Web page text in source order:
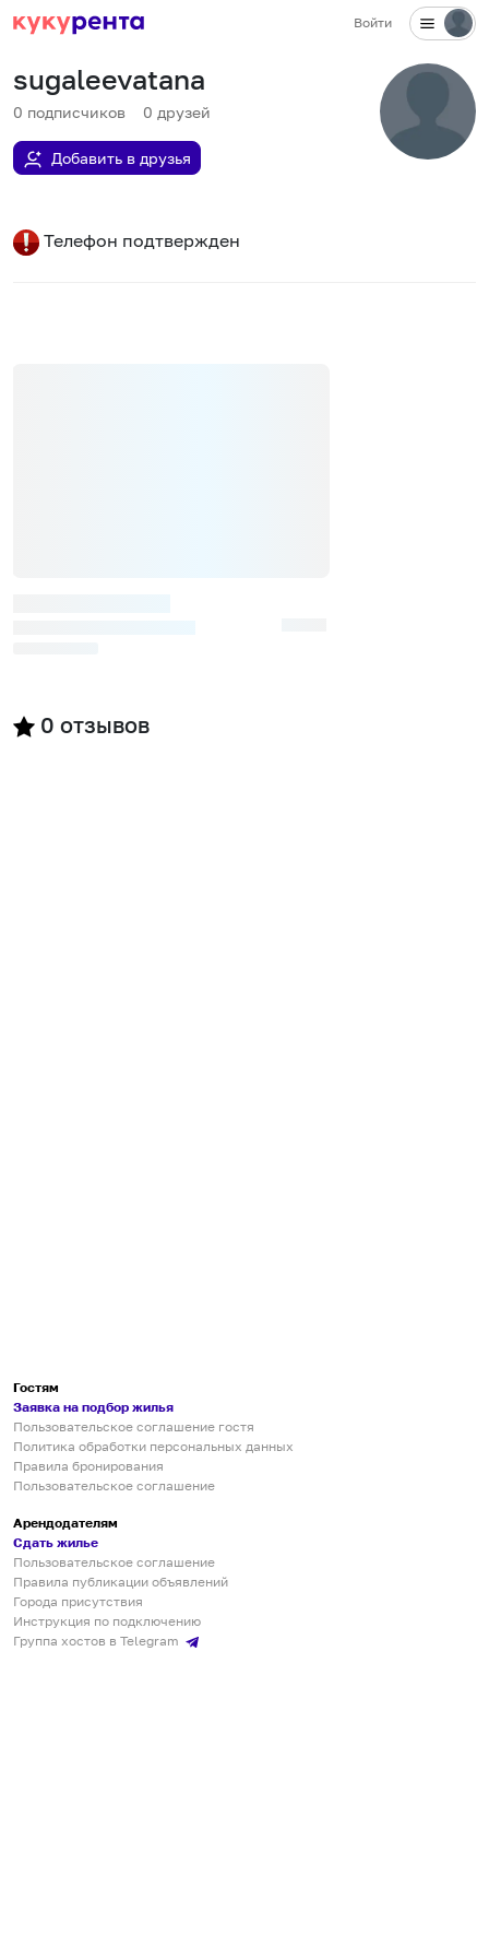
Войти
sugaleevatana
0 подписчиков 0 друзей
Добавить в друзья
Телефон подтвержден
0 отзывов
Гостям
Заявка на подбор жилья
Пользовательское соглашение гостя
Политика обработки персональных данных
Правила бронирования
Пользовательское соглашение
Арендодателям
Сдать жилье
Пользовательское соглашение
Правила публикации объявлений
Города присутствия
Инструкция по подключению
Группа хостов в Telegram